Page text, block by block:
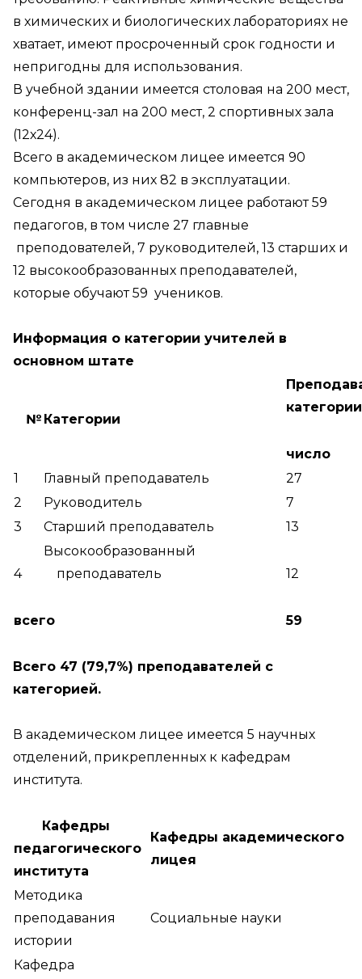
в химических и биологических лабораториях не
хватает, имеют просроченный срок годности и
непригодны для использования.
В учебной здании имеется столовая на 200 мест,
конференц-зал на 200 мест, 2 спортивных зала
(12х24).
Всего в академическом лицее имеется 90
компьютеров, из них 82 в эксплуатации.
Сегодня в академическом лицее работают 59
педагогов, в том числе 27 главные
преподователей, 7 руководителей, 13 старших и
12 высокообразованных преподавателей,
которые обучают 59 учеников.
Информация о категории учителей в
основном штате
№ Категории
категории
число
1
Главный преподаватель
27
2
Руководитель
7
3
Старший преподаватель 13
4
Высокообразованный
преподаватель
12
всего 59
Всего 47 (79,7%) преподавателей с
категорией.
В академическом лицее имеется 5 научных
отделений, прикрепленных к кафедрам
института.
Кафедры
педагогического
института
Кафедры академического
лицея
Методика
преподавания
истории
Социальные науки
Кафедра